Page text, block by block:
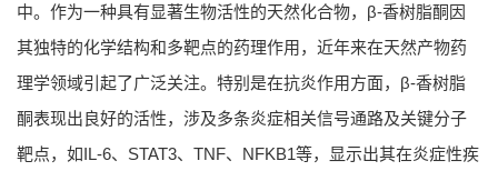
中。作为一种具有显著生物活性的天然化合物，β-香树脂酮因
其独特的化学结构和多靶点的药理作用，近年来在天然产物药
理学领域引起了广泛关注。特别是在抗炎作用方面，β-香树脂
酮表现出良好的活性，涉及多条炎症相关信号通路及关键分子
靶点，如IL-6、STAT3、TNF、NFKB1等，显示出其在炎症性疾